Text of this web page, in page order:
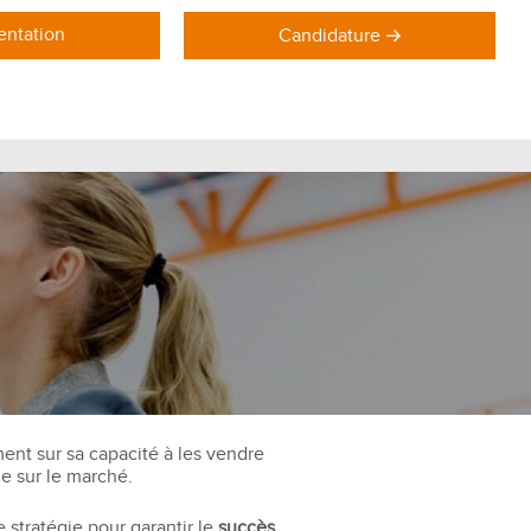
sur sa capacité à les vendre
sur le marché.
Candidature
DOMAINES DE FORMATION
Formations Marketing
Formations Commerce
Formations Communication
Formations Achat Logistique